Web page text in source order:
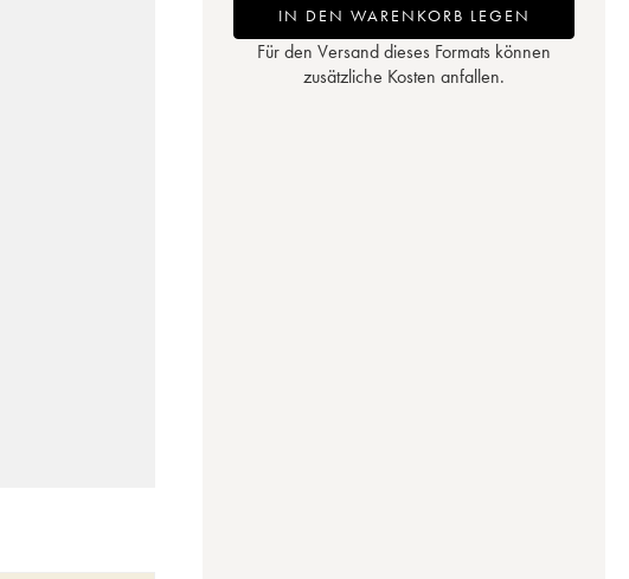
IN DEN WARENKORB LEGEN
Für den Versand dieses Formats können
zusätzliche Kosten anfallen.